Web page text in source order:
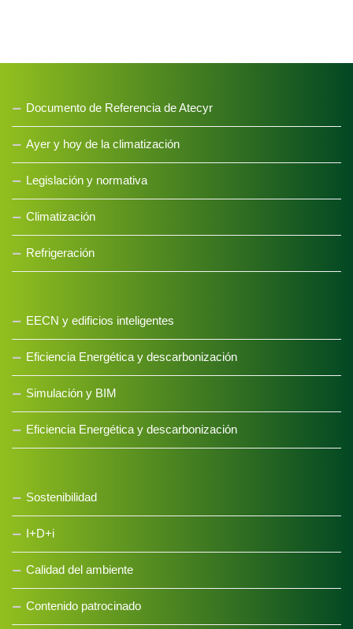
Documento de Referencia de Atecyr
Ayer y hoy de la climatización
Legislación y normativa
Climatización
Refrigeración
EECN y edificios inteligentes
Eficiencia Energética y descarbonización
Simulación y BIM
Eficiencia Energética y descarbonización
Sostenibilidad
I+D+i
Calidad del ambiente
Contenido patrocinado